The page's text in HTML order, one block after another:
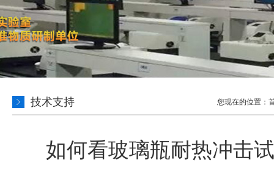
技术支持 您现在的位置：
如何看玻璃瓶耐热冲击